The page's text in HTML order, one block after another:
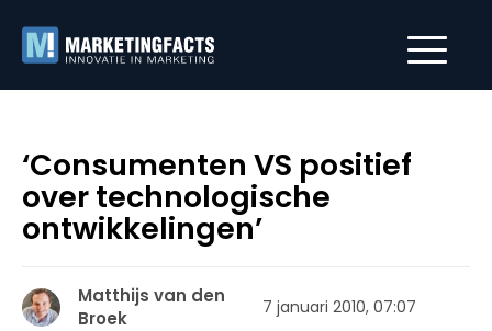
‘Consumenten VS positief
over technologische
ontwikkelingen’
Matthijs van den
Broek
7 januari 2010, 07:07